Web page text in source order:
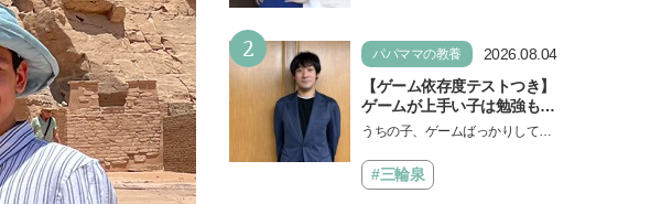
2 パパママの教養
2026.08.04
【ゲーム依存度テストつき】
ゲームが上手い子は勉強もで
きる？御三家中高卒でゲーマ
えるゲームしながら受験で勝
つためのメソッド
うちの子、ゲームばっかりしてい
言し、子どもとトラブルになる家
庭は多いもの。でも…
#三輪泉